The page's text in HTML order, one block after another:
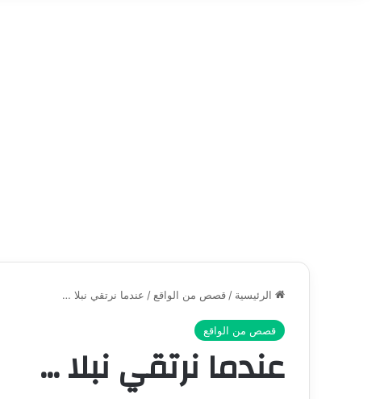
الرئيسية / قصص من الواقع / عندما نرتقي نبلا …
قصص من الواقع
عندما نرتقي نبلا …